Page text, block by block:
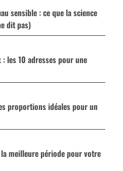
sensible : ce que la science
dit pas)
les 10 adresses pour une
proportions idéales pour un
meilleure période pour votre